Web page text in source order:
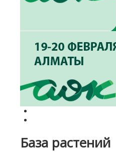
База растений